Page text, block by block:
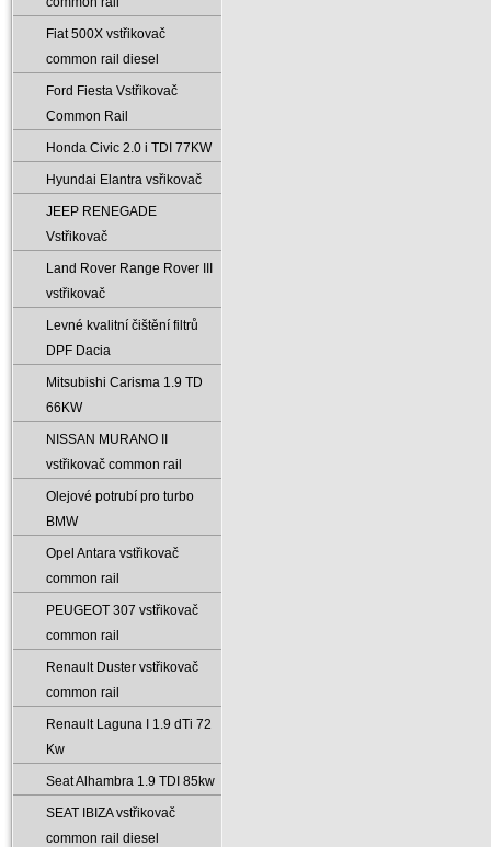
Fiat 500X vstřikovač
common rail diesel
Ford Fiesta Vstřikovač
Common Rail
Honda Civic 2.0 i TDI 77KW
Hyundai Elantra vsřikovač
JEEP RENEGADE
Vstřikovač
Land Rover Range Rover III
vstřikovač
Levné kvalitní čištění filtrů
DPF Dacia
Mitsubishi Carisma 1.9 TD
66KW
NISSAN MURANO II
vstřikovač common rail
Olejové potrubí pro turbo
BMW
Opel Antara vstřikovač
common rail
PEUGEOT 307 vstřikovač
common rail
Renault Duster vstřikovač
common rail
Renault Laguna I 1.9 dTi 72
Kw
Seat Alhambra 1.9 TDI 85kw
SEAT IBIZA vstřikovač
common rail diesel